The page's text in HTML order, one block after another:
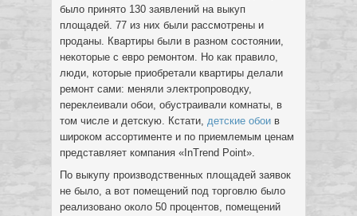
было принято 130 заявлений на выкуп
площадей. 77 из них были рассмотрены и
проданы. Квартиры были в разном состоянии,
некоторые с евро ремонтом. Но как правило,
люди, которые приобретали квартиры делали
ремонт сами: меняли электропроводку,
переклеивали обои, обустраивали комнаты, в
том числе и детскую. Кстати, детские обои в
широком ассортименте и по приемлемым ценам
представляет компания «InTrend Point».
По выкупу производственных площадей заявок
не было, а вот помещений под торговлю было
реализовано около 50 процентов, помещений